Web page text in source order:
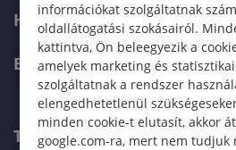
HALLGATÓKNAK
ERASMUS+
TELEFONKÖNYV
információkat szolgáltatnak
oldallátogatási szokásairól.
kattintva, Ön beleegyezik a
amelyek marketing és
szolgáltatnak a rendszer
elengedhetetlenül
minden cookie-t elutasít, akkor
google.com-ra, mert nem tudjuk